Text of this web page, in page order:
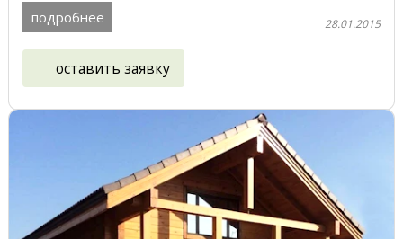
подробнее 28.01.2015
оставить заявку